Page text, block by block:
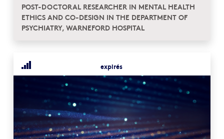
POST-DOCTORAL RESEARCHER IN MENTAL HEALTH
ETHICS AND CO-DESIGN IN THE DEPARTMENT OF
PSYCHIATRY, WARNEFORD HOSPITAL
expirés